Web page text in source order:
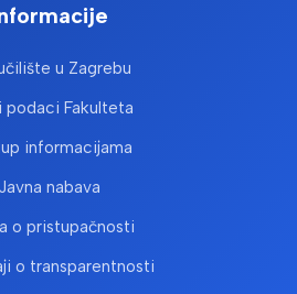
u Zagrebu
podaci Fakulteta
informacijama
Javna nabava
o pristupačnosti
o transparentnosti